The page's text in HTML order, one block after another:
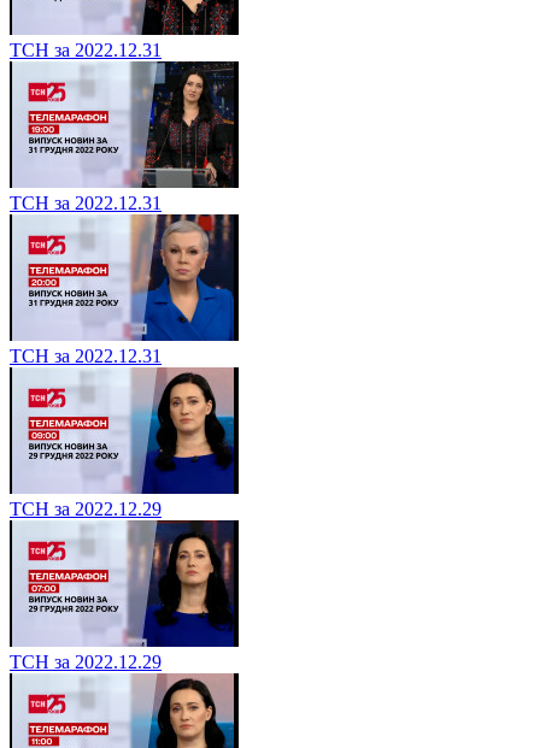
ТСН за 2022.12.31
ТСН за 2022.12.31
ТСН за 2022.12.31
ТСН за 2022.12.29
ТСН за 2022.12.29